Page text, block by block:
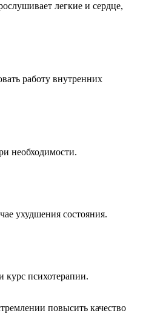
легкие и сердце,
работу внутренних
необходимости.
ухудшения состояния.
курс психотерапии.
повысить качество